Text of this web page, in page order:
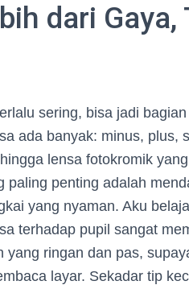
dari Gaya,
sering, bisa jadi
ada banyak: minus, plus,
lensa fotokromik
paling penting adalah
yang nyaman. Aku
terhadap pupil sangat
ringan dan pas,
layar. Sekadar tip